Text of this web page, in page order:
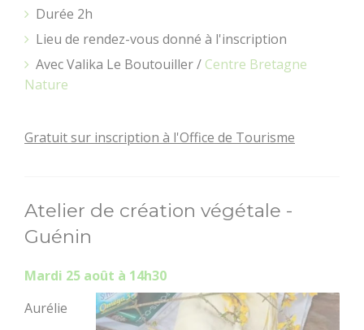
Pratique Agenda
Durée 2h
Lieu de rendez-vous donné à l'inscription
Avec Valika Le Boutouiller / Centre Bretagne
Nature
Gratuit sur inscription à l'Office de Tourisme
Atelier de création végétale -
Guénin
Mardi 25 août à 14h30
Aurélie